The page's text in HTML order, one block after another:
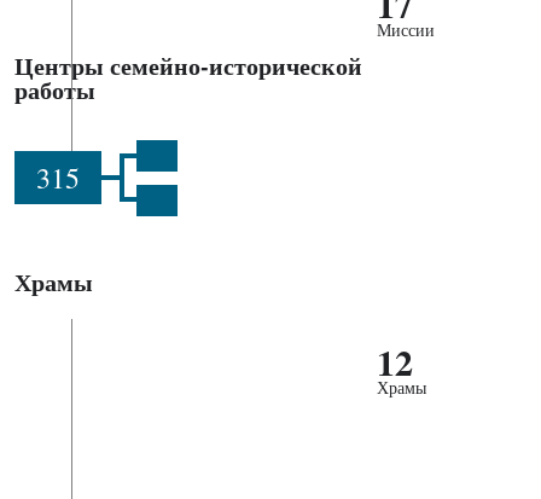
Миссии
Центры семейно-исторической
работы
315
Храмы
12
Храмы